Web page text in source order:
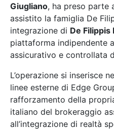
Giugliano, ha preso parte
assistito la famiglia De
integrazione di De Filippis
piattaforma indipendente
assicurativo e controllata
L’operazione si inserisce
linee esterne di Edge
rafforzamento della
italiano del brokeraggio
all’integrazione di realtà